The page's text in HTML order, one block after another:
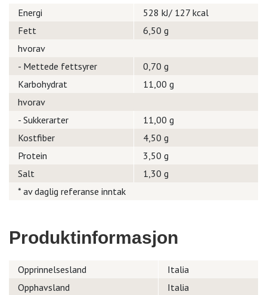
Energi
528 kJ/ 127 kcal
Fett
6,50 g
hvorav
- Mettede fettsyrer
0,70 g
Karbohydrat
11,00 g
hvorav
- Sukkerarter
11,00 g
Kostfiber
4,50 g
Protein
3,50 g
Salt
1,30 g
* av daglig referanse inntak
Produktinformasjon
Opprinnelsesland
Italia
Opphavsland
Italia